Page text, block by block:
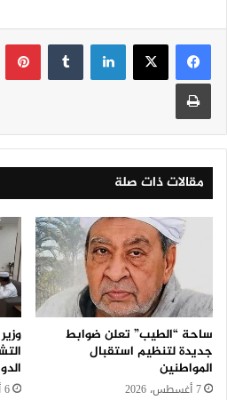
لينكدإن
مقالات ذات صلة
ساحة “الطيب” تعلن ضوابط
جديدة لتنظيم استقبال
المواطنين
7 أغسطس، 2026 6 أغسطس، 2026